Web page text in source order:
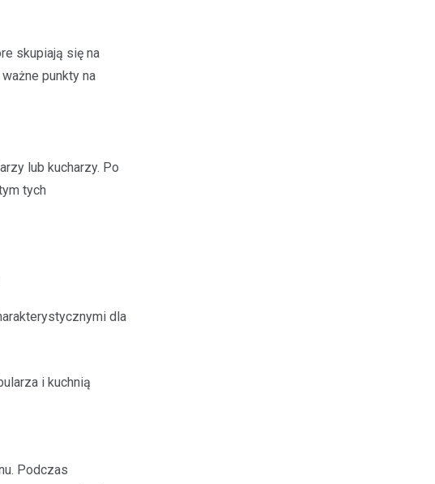
skupiają się na
punkty na
lub kucharzy. Po
tych
dla
i kuchnią
Podczas